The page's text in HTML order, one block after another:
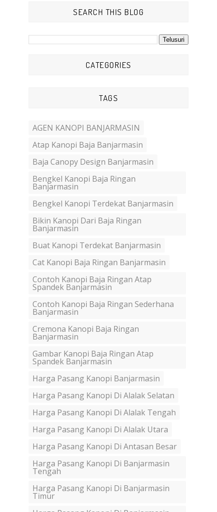
SEARCH THIS BLOG
CATEGORIES
TAGS
AGEN KANOPI BANJARMASIN
Atap Kanopi Baja Banjarmasin
Baja Canopy Design Banjarmasin
Bengkel Kanopi Baja Ringan
Banjarmasin
Bengkel Kanopi Terdekat Banjarmasin
Bikin Kanopi Dari Baja Ringan
Banjarmasin
Buat Kanopi Terdekat Banjarmasin
Cat Kanopi Baja Ringan Banjarmasin
Contoh Kanopi Baja Ringan Atap
Spandek Banjarmasin
Contoh Kanopi Baja Ringan Sederhana
Banjarmasin
Cremona Kanopi Baja Ringan
Banjarmasin
Gambar Kanopi Baja Ringan Atap
Spandek Banjarmasin
Harga Pasang Kanopi Banjarmasin
Harga Pasang Kanopi Di Alalak Selatan
Harga Pasang Kanopi Di Alalak Tengah
Harga Pasang Kanopi Di Alalak Utara
Harga Pasang Kanopi Di Antasan Besar
Harga Pasang Kanopi Di Banjarmasin
Tengah
Harga Pasang Kanopi Di Banjarmasin
Timur